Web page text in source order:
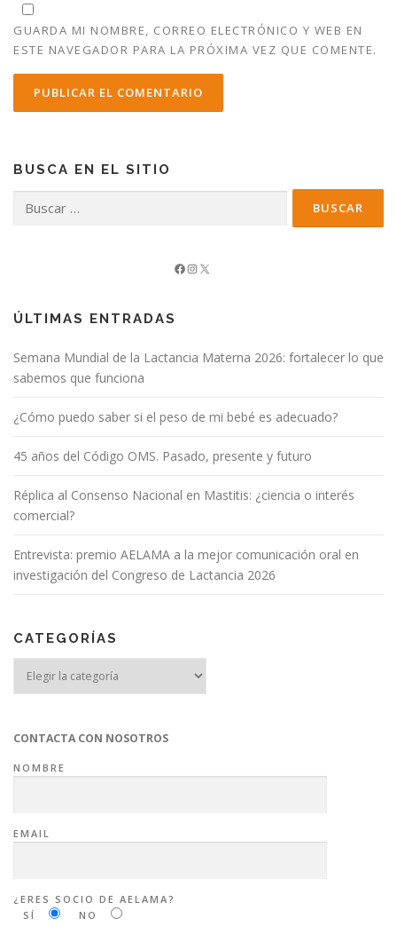
GUARDA MI NOMBRE, CORREO ELECTRÓNICO Y WEB EN
ESTE NAVEGADOR PARA LA PRÓXIMA VEZ QUE COMENTE.
BUSCA EN EL SITIO
Facebook Instagram X
ÚLTIMAS ENTRADAS
Semana Mundial de la Lactancia Materna 2026: fortalecer lo que
sabemos que funciona
¿Cómo puedo saber si el peso de mi bebé es adecuado?
45 años del Código OMS. Pasado, presente y futuro
Réplica al Consenso Nacional en Mastitis: ¿ciencia o interés
comercial?
Entrevista: premio AELAMA a la mejor comunicación oral en
investigación del Congreso de Lactancia 2026
CATEGORÍAS
CONTACTA CON NOSOTROS
NOMBRE
EMAIL
¿ERES SOCIO DE AELAMA?
SÍ
NO